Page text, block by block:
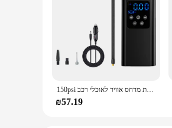
150psi אלחוטי משאבה מתנפחים צמיג דיגיטלי מתנפחים אוויר מכונת מדחס אוויר לאוכלי רכב
₪57.19